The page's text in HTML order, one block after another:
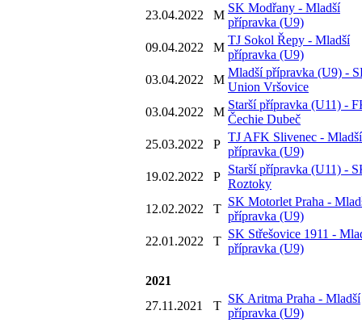
23.04.2022
M
SK Modřany - Mladší
přípravka (U9)
09.04.2022
M
TJ Sokol Řepy - Mladší
přípravka (U9)
03.04.2022
M
Mladší přípravka (U9) -
Union Vršovice
03.04.2022
M
Starší přípravka (U11) -
Čechie Dubeč
25.03.2022
P
TJ AFK Slivenec - Mladší
přípravka (U9)
19.02.2022
P
Starší přípravka (U11) -
Roztoky
12.02.2022
T
SK Motorlet Praha -
přípravka (U9)
22.01.2022
T
SK Střešovice 1911 -
přípravka (U9)
2021
27.11.2021
T
SK Aritma Praha - Mladší
přípravka (U9)